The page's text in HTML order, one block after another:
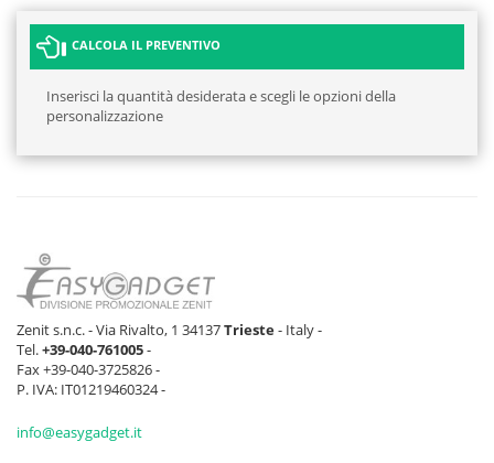
CALCOLA IL PREVENTIVO
Inserisci la quantità desiderata e scegli le opzioni della
personalizzazione
Zenit s.n.c. - Via Rivalto, 1 34137Trieste- Italy -
Tel.+39-040-761005-
Fax +39-040-3725826 -
P. IVA: IT01219460324 -
info@easygadget.it